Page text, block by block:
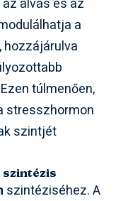
a
túlmenően,
stresszhormon
szintjét
szintéziséhez. A